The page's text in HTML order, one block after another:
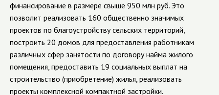
финансирование в размере свыше 950 млн руб. Это
позволит реализовать 160 общественно значимых
проектов по благоустройству сельских территорий,
построить 20 домов для предоставления работникам
различных сфер занятости по договору найма жилого
помещения, предоставить 19 социальных выплат на
строительство (приобретение) жилья, реализовать
проекты комплексной компактной застройки.